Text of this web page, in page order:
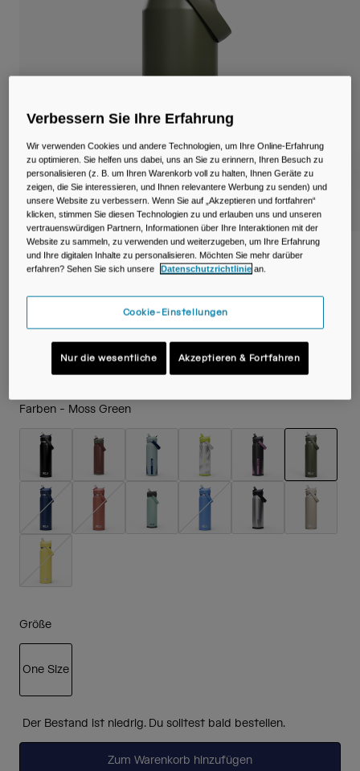
Trinkblasen
Zubehör
Alle kaufen
Thrive™ Flip Straw 750ml Flasche,
isolierter Edelstahl
38300-406-OS
44,99 €
Farben - Moss Green
Größe
One Size
Der Bestand ist niedrig. Du solltest bald bestellen.
Zum Warenkorb hinzufügen
Verbessern Sie Ihre Erfahrung
Wir verwenden Cookies und andere Technologien, um Ihre Online-Erfahrung
zu optimieren. Sie helfen uns dabei, uns an Sie zu erinnern, Ihren Besuch zu
personalisieren (z. B. um Ihren Warenkorb voll zu halten, Ihnen Geräte zu
zeigen, die Sie interessieren, und Ihnen relevantere Werbung zu senden) und
unsere Website zu verbessern. Wenn Sie auf „Akzeptieren und fortfahren“
klicken, stimmen Sie diesen Technologien zu und erlauben uns und unseren
vertrauenswürdigen Partnern, Informationen über Ihre Interaktionen mit der
Website zu sammeln, zu verwenden und weiterzugeben, um Ihre Erfahrung
und Ihre digitalen Inhalte zu personalisieren. Möchten Sie mehr darüber
erfahren? Sehen Sie sich unsere
Datenschutzrichtlinie an.
Cookie-Einstellungen
Nur die wesentliche Akzeptieren & Fortfahren